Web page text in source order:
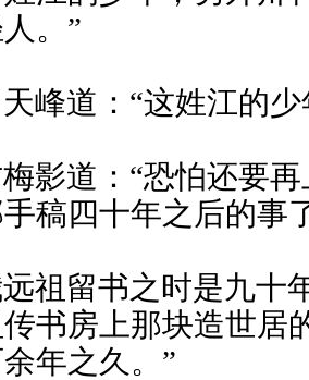
。”
峰道：“这姓江的少
影道：“恐怕还要
稿四十年之后的事
祖留书之时是九十
书房上那块造世居
年之久。”